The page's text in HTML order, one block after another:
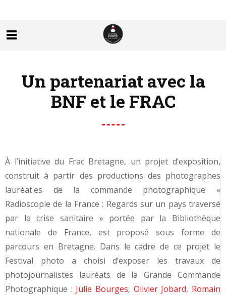
Un partenariat avec la
BNF et le FRAC
À l’initiative du Frac Bretagne, un projet d’exposition,
construit à partir des productions des photographes
lauréat.es de la commande photographique «
Radioscopie de la France : Regards sur un pays traversé
par la crise sanitaire » portée par la Bibliothèque
nationale de France, est proposé sous forme de
parcours en Bretagne. Dans le cadre de ce projet le
Festival photo a choisi d’exposer les travaux de
photojournalistes lauréats de la Grande Commande
Photographique : Julie Bourges, Olivier Jobard, Romain